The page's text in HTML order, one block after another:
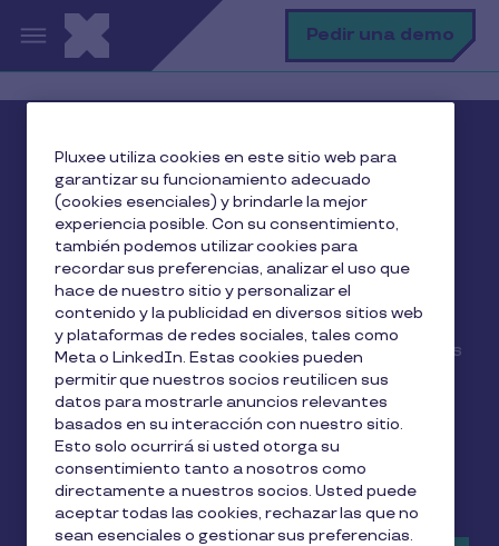
Pasar al contenido principal Pedir una demo
Planes de beneficios que
de verdad funcionan
• Con la tecnología de Cobee y la experiencia de
Pluxee, líder en España
• Gestiona todo desde la plataforma
multibeneficios Cobee by Pluxee
• Personaliza tus planes con la gama de beneficios
más amplia
• Consigue tasas de uso del 70% vs 30% del
sector
• Mejora el 15% el salario real de tu equipo sin
incrementar costes
Pluxee utiliza cookies en este sitio web para
garantizar su funcionamiento adecuado
(cookies esenciales) y brindarle la mejor
experiencia posible. Con su consentimiento,
también podemos utilizar cookies para
recordar sus preferencias, analizar el uso que
hace de nuestro sitio y personalizar el
contenido y la publicidad en diversos sitios web
y plataformas de redes sociales, tales como
Meta o LinkedIn. Estas cookies pueden
permitir que nuestros socios reutilicen sus
datos para mostrarle anuncios relevantes
basados en su interacción con nuestro sitio.
Esto solo ocurrirá si usted otorga su
consentimiento tanto a nosotros como
directamente a nuestros socios. Usted puede
aceptar todas las cookies, rechazar las que no
sean esenciales o gestionar sus preferencias.